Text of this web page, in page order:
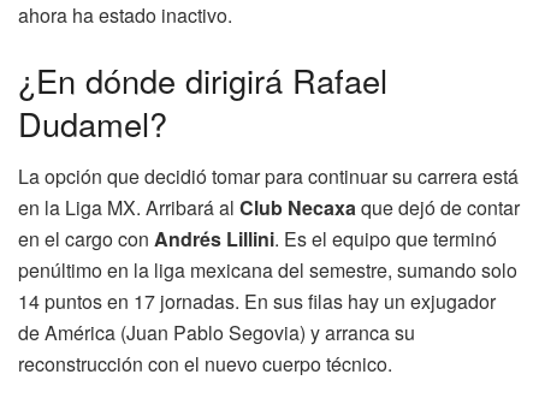
ahora ha estado inactivo.
¿En dónde dirigirá Rafael
Dudamel?
La opción que decidió tomar para continuar su carrera está
en la Liga MX. Arribará al Club Necaxaque dejó de contar
en el cargo con Andrés Lillini. Es el equipo que terminó
penúltimo en la liga mexicana del semestre, sumando solo
14 puntos en 17 jornadas. En sus filas hay un exjugador
de América (Juan Pablo Segovia) y arranca su
reconstrucción con el nuevo cuerpo técnico.